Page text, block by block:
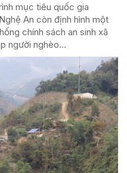
mục tiêu quốc gia
An còn định hình một
chính sách an sinh xã
người nghèo...